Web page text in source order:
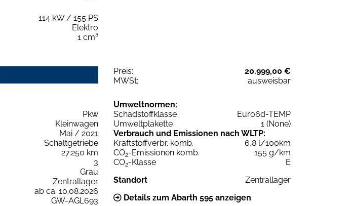
114 kW / 155 PS
Elektro
1 cm³
Preis:
20.999,00 €
MWSt:
ausweisbar
Pkw
Kleinwagen
Mai / 2021
Schaltgetriebe
27.250 km
3
Grau
Zentrallager
ab ca. 10.08.2026
GW-AGL693
Umweltnormen:
Schadstoffklasse
Euro6d-TEMP
Umweltplakette
1 (None)
Verbrauch und Emissionen nach WLTP:
Kraftstoffverbr. komb.
6,8 l/100km
CO2-Emissionen komb.
155 g/km
CO2-Klasse
E
Standort
Zentrallager
Details zum Abarth 595 anzeigen